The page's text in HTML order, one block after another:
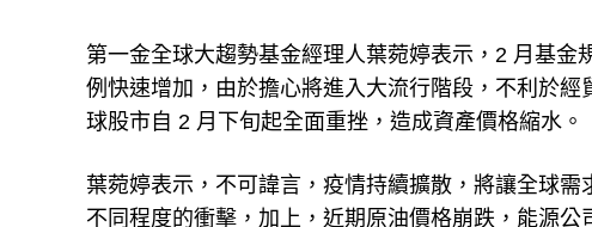
第一金全球大趨勢基金經理人葉菀婷表示，2 月基
例快速增加，由於擔心將進入大流行階段，不利於
球股市自 2 月下旬起全面重挫，造成資產價格縮水。
葉菀婷表示，不可諱言，疫情持續擴散，將讓全球
不同程度的衝擊，加上，近期原油價格崩跌，能源